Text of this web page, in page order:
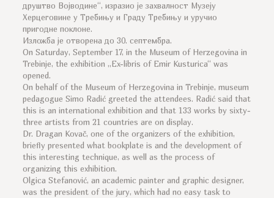
друштво Војводине“, изразио је захвалност Музеју
Херцеговине у Требињу и Граду Требињу и уручио
пригодне поклоне.
Изложба је отворена до 30. септембра.
On Saturday, September 17, in the Museum of Herzegovina in
Trebinje, the exhibition „Ex-libris of Emir Kusturica“ ​​was
opened.
On behalf of the Museum of Herzegovina in Trebinje, museum
pedagogue Simo Radić greeted the attendees. Radić said that
this is an international exhibition and that 133 works by sixty-
three artists from 21 countries are on display.
Dr. Dragan Kovač, one of the organizers of the exhibition,
briefly presented what bookplate is and the development of
this interesting technique, as well as the process of
organizing this exhibition.
Olgica Stefanović, an academic painter and graphic designer,
was the president of the jury, which had no easy task to